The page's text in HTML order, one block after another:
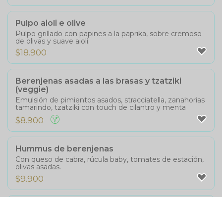
Pulpo aioli e olive
Pulpo grillado con papines a la paprika, sobre cremoso
de olivas y suave aioli.
$18.900
Berenjenas asadas a las brasas y tzatziki
(veggie)
Emulsión de pimientos asados, stracciatella, zanahorias
tamarindo, tzatziki con touch de cilantro y menta
$8.900
Hummus de berenjenas
Con queso de cabra, rúcula baby, tomates de estación,
olivas asadas.
$9.900